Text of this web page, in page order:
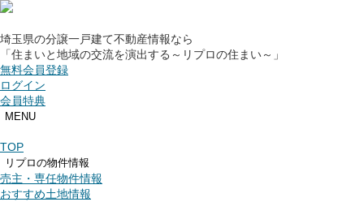
無料会員登録
ログインする
無料プレミアム会員登録の特典
TOP
リプロの物件情報
売主・専任物件情報
埼玉県の分譲一戸建て不動産情報なら
「住まいと地域の交流を演出する～リプロの住まい～」
無料会員登録
ログイン
会員特典
MENU
TOP
リプロの物件情報
売主・専任物件情報
おすすめ土地情報